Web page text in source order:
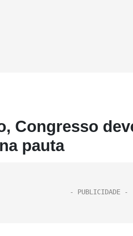
Congresso
pauta